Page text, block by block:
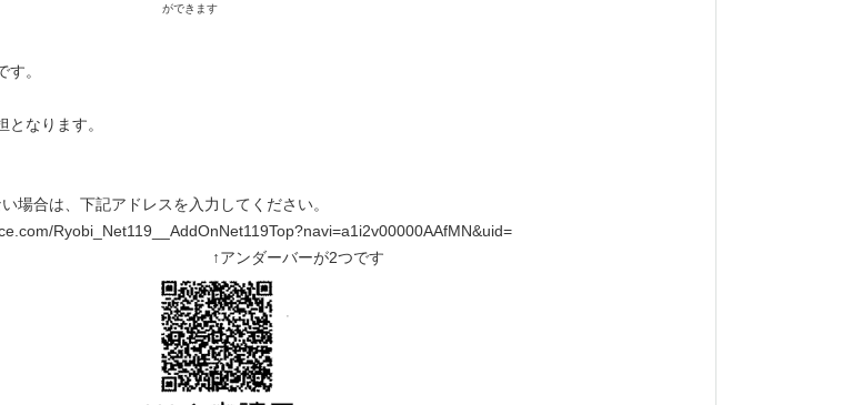
ができます
。
なります。
場合は、下記アドレスを入力してください。
Ryobi_Net119__AddOnNet119Top?navi=a1i2v00000AAfMN&uid=
バーが2つです